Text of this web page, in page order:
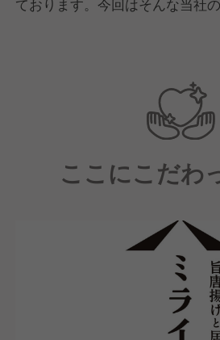
ております。今回はそんな当社
中途入社者向けの研修（店舗技
度、理念を学ぶ）を受講頂きます
キッチン業務やホール業務、運
きながら、店長としての一連の
【その後は】約1年～3年の間に
運営を行っていただきます。
実は多様なキャリアパスがあり
ここにこだわ